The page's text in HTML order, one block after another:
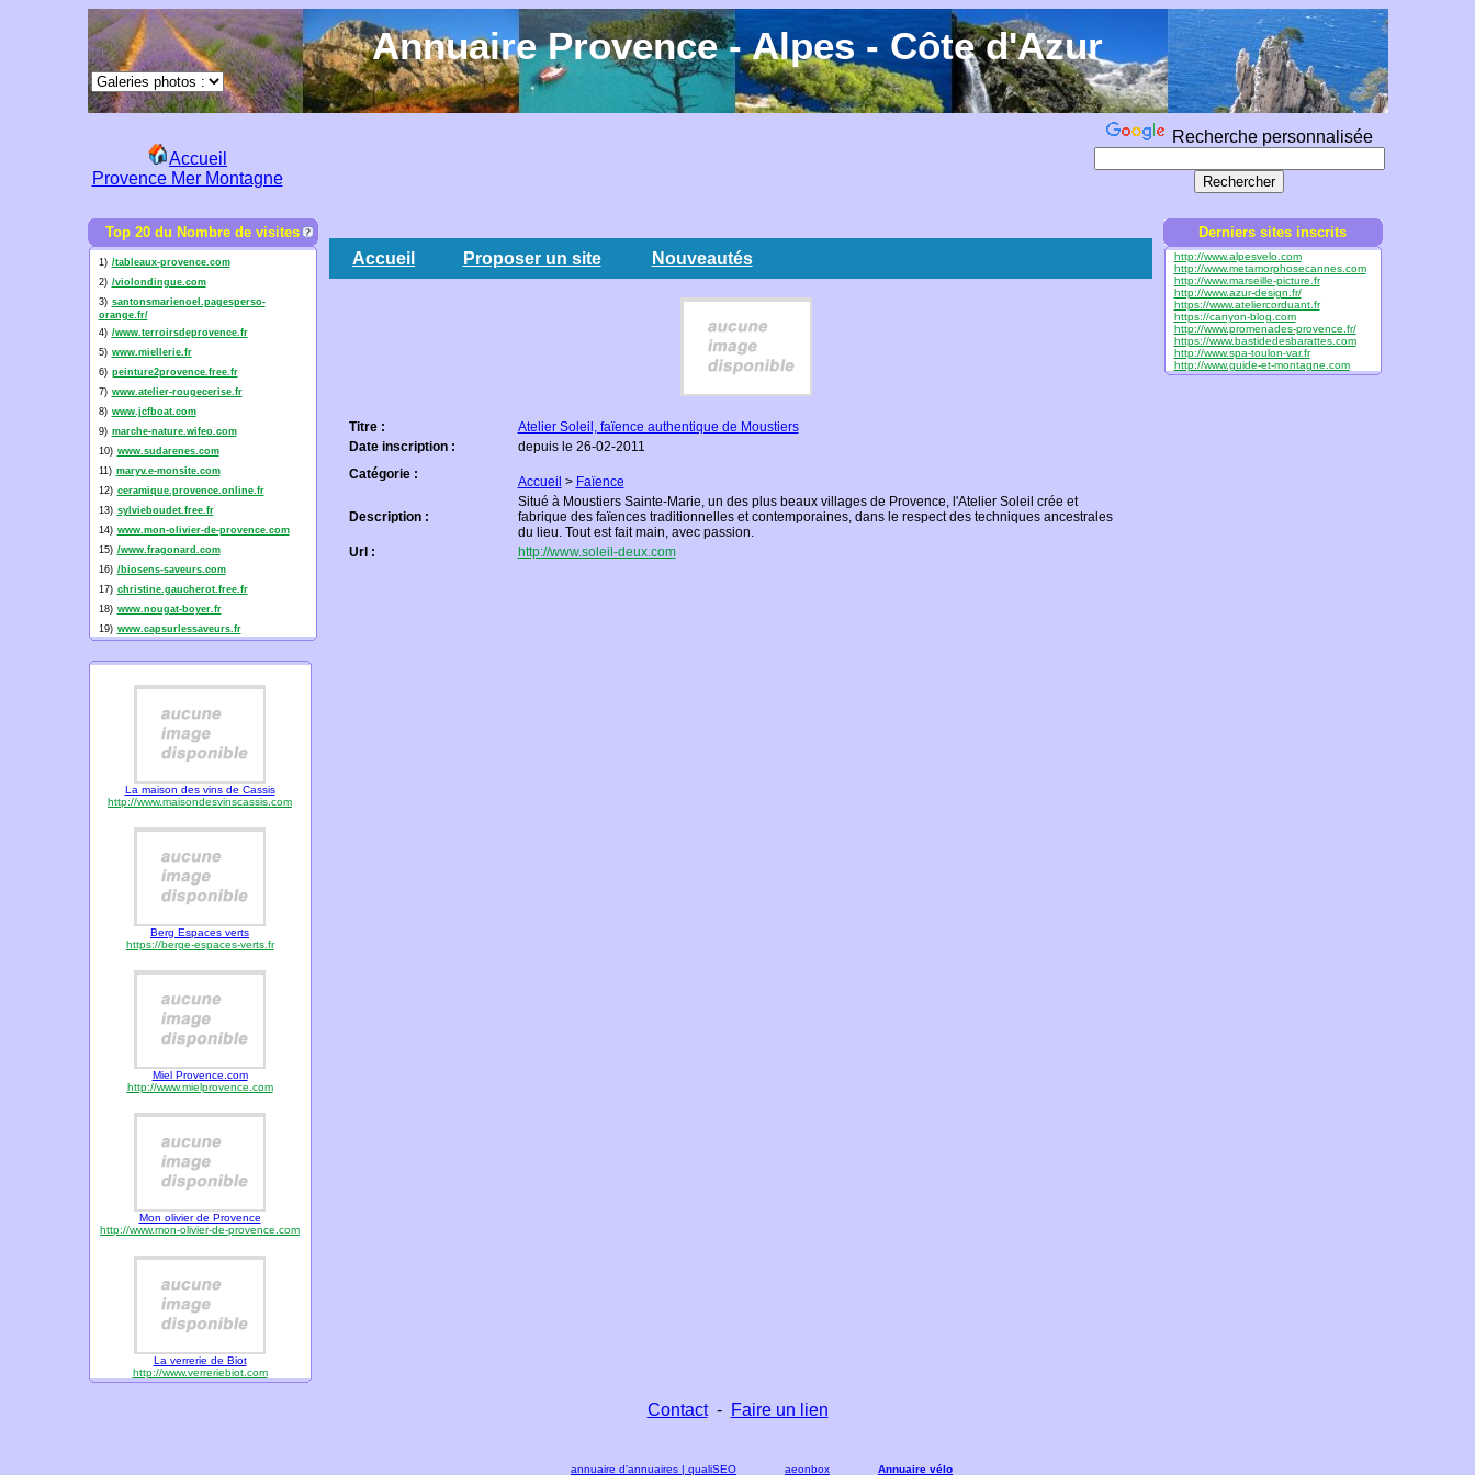
Annuaire Provence - Alpes - Côte d'Azur
Accueil
Provence Mer Montagne
Recherche personnalisée
Top 20 du Nombre de visites
1) /tableaux-provence.com
2) /violondingue.com
3) santonsmarienoel.pagesperso-
orange.fr/
4) /www.terroirsdeprovence.fr
5) www.miellerie.fr
6) peinture2provence.free.fr
7) www.atelier-rougecerise.fr
8) www.jcfboat.com
9) marche-nature.wifeo.com
10) www.sudarenes.com
11) maryv.e-monsite.com
12) ceramique.provence.online.fr
13) sylvieboudet.free.fr
14) www.mon-olivier-de-provence.com
15) /www.fragonard.com
16) /biosens-saveurs.com
17) christine.gaucherot.free.fr
18) www.nougat-boyer.fr
19) www.capsurlessaveurs.fr
La maison des vins de Cassis
http://www.maisondesvinscassis.com
Berg Espaces verts
https://berge-espaces-verts.fr
Miel Provence.com
http://www.mielprovence.com
Mon olivier de Provence
http://www.mon-olivier-de-provence.com
La verrerie de Biot
http://www.verreriebiot.com
Accueil Proposer un site Nouveautés
Titre :
Atelier Soleil, faïence authentique de Moustiers
Date inscription :
depuis le 26-02-2011
Catégorie :
Accueil > Faïence
Description :
Situé à Moustiers Sainte-Marie, un des plus beaux villages de Provence, l'Atelier Soleil crée et
fabrique des faïences traditionnelles et contemporaines, dans le respect des techniques ancestrales
du lieu. Tout est fait main, avec passion.
Url :
http://www.soleil-deux.com
Derniers sites inscrits
http://www.alpesvelo.com
http://www.metamorphosecannes.com
http://www.marseille-picture.fr
http://www.azur-design.fr/
https://www.ateliercorduant.fr
https://canyon-blog.com
http://www.promenades-provence.fr/
https://www.bastidedesbarattes.com
http://www.spa-toulon-var.fr
http://www.guide-et-montagne.com
Contact- Faire un lien
annuaire d'annuaires | qualiSEO aeonbox Annuaire vélo